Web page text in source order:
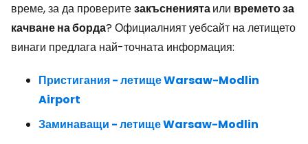
време, за да проверитезакъснениятаили времето за
качване на борда? Официалният уебсайт на летището
винаги предлага най-точната информация:
Пристигания - летище Warsaw-Modlin
Airport
Заминаващи - летище Warsaw-Modlin